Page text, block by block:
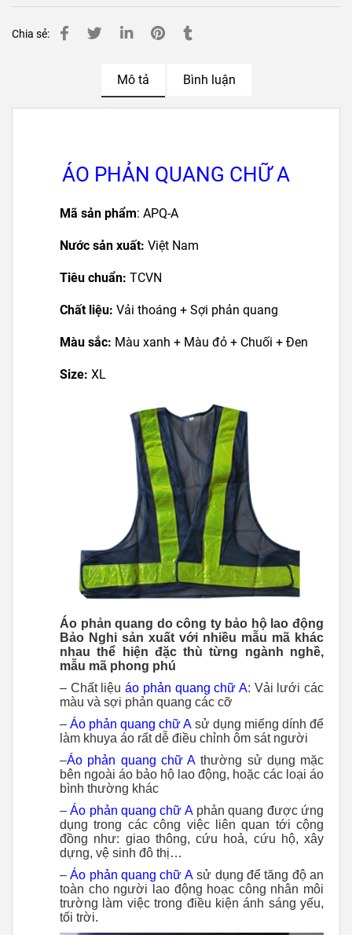
Chia sẻ:
Mô tả Bình luận
ÁO PHẢN QUANG CHỮ A
Mã sản phẩm: APQ-A
Nước sản xuất: Việt Nam
Tiêu chuẩn: TCVN
Chất liệu: Vải thoáng + Sợi phản quang
Màu sắc: Màu xanh + Màu đỏ + Chuối + Đen
Size: XL
Áo phản quang do công ty bảo hộ lao động
Bảo Nghi sản xuất với nhiều mẫu mã khác
nhau thể hiện đặc thù từng ngành nghề,
mẫu mã phong phú
– Chất liệuáo phản quang chữ A: Vải lưới các
màu và sợi phản quang các cỡ
– Áo phản quang chữ A sử dụng miếng dính để
làm khuya áo rất dễ điều chỉnh ôm sát người
–Áo phản quang chữ A thường sử dụng mặc
bên ngoài áo bảo hộ lao động, hoặc các loại áo
bình thường khác
–Áo phản quang chữ Aphản quang được ứng
dụng trong các công việc liên quan tới cộng
đồng như: giao thông, cứu hoả, cứu hộ, xây
dựng, vệ sinh đô thị…
–Áo phản quang chữ Asử dụng để tăng độ an
toàn cho người lao động hoạc công nhân môi
trường làm việc trong điều kiện ánh sáng yếu,
tối trời.